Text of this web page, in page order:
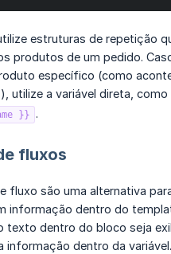
estruturas de repetição
produtos de um pedido.
específico (como
utilize a variável direta, como
}} .
fluxos
fluxo são uma alternativa
informação dentro do
texto dentro do bloco seja
informação dentro da variável.